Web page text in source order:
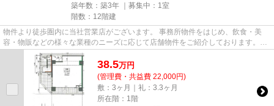
築年数：築3年 ｜募集中： 1室
階数：12階建
物件より徒歩圏内に当社営業店がございます。 事務所物件をはじめ、飲食・美
容・物販などの様々な業種のニーズに応じて店舗物件をご紹介しております。
尚、弊社ではおとり広告は一切...
38.5万円
(管理費・共益費 22,000円)
敷：3ヶ月｜礼：3.3ヶ月
所在階：1階